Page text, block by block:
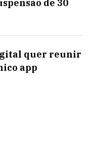
de 30
quer reunir
app